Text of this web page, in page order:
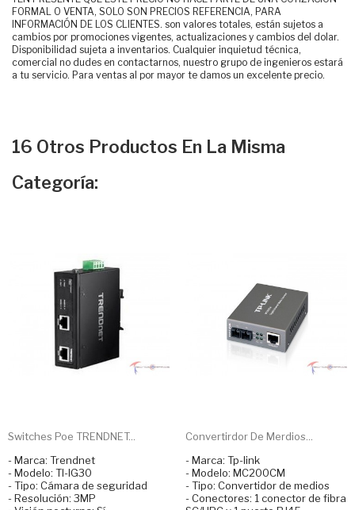
FORMAL O VENTA, SOLO SON PRECIOS REFERENCIA, PARA
INFORMACIÓN DE LOS CLIENTES. son valores totales, están sujetos a
cambios por promociones vigentes, actualizaciones y cambios del dolar.
Disponibilidad sujeta a inventarios. Cualquier inquietud técnica,
comercial no dudes en contactarnos, nuestro grupo de ingenieros estará
a tu servicio. Para ventas al por mayor te damos un excelente precio.
16 Otros Productos En La Misma
Categoría:
Switches Poe TRENDNET...
- Marca: Trendnet
- Modelo: TI-IG30
- Tipo: Cámara de seguridad
- Resolución: 3MP
Convertirdor De Merdios...
- Marca: Tp-link
- Modelo: MC200CM
- Tipo: Convertidor de medios
- Conectores: 1 conector de fibra